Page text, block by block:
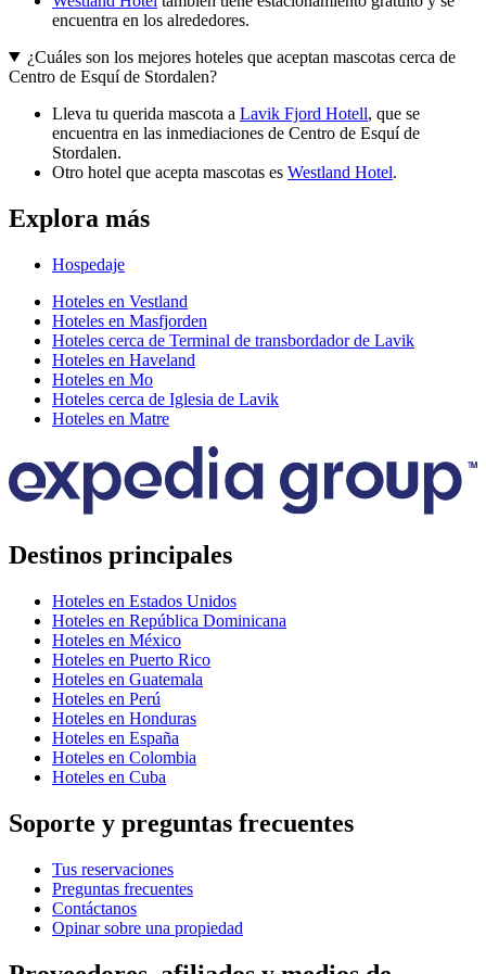
encuentra en los alrededores.
¿Cuáles son los mejores hoteles que aceptan mascotas cerca de
Centro de Esquí de Stordalen?
Lleva tu querida mascota a Lavik Fjord Hotell, que se
encuentra en las inmediaciones de Centro de Esquí de
Stordalen.
Otro hotel que acepta mascotas es Westland Hotel.
Explora más
Hospedaje
Hoteles en Vestland
Hoteles en Masfjorden
Hoteles cerca de Terminal de transbordador de Lavik
Hoteles en Haveland
Hoteles en Mo
Hoteles cerca de Iglesia de Lavik
Hoteles en Matre
Destinos principales
Hoteles en Estados Unidos
Hoteles en República Dominicana
Hoteles en México
Hoteles en Puerto Rico
Hoteles en Guatemala
Hoteles en Perú
Hoteles en Honduras
Hoteles en España
Hoteles en Colombia
Hoteles en Cuba
Soporte y preguntas frecuentes
Tus reservaciones
Preguntas frecuentes
Contáctanos
Opinar sobre una propiedad